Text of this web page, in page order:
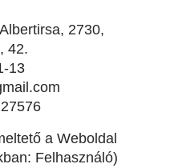
Albertirsa, 2730,
42.
13
a Weboldal
Felhasználó)